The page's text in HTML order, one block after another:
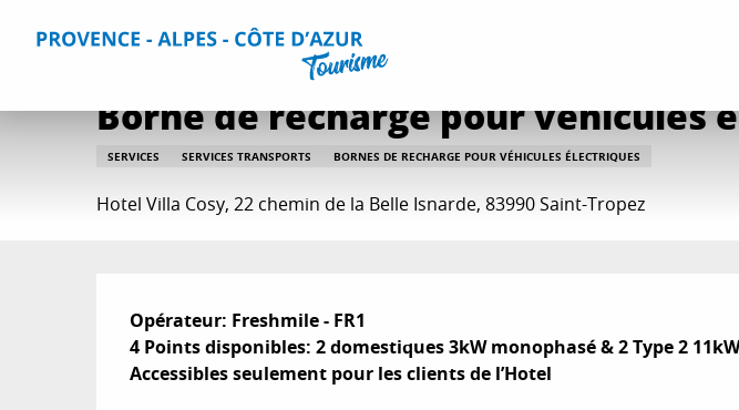
Accueil Séjourner Informations pratiques
Borne de recharge pour véhicules
SERVICES SERVICES TRANSPORTS BORNES DE RECHARGE POUR VÉHICULES ÉLECTRIQUES
Hotel Villa Cosy, 22 chemin de la Belle Isnarde, 83990 Saint-Tropez
Description
Opérateur: Freshmile - FR1
4 Points disponibles: 2 domestiques 3kW monophasé & 2 Type 2
Accessibles seulement pour les clients de l’Hotel